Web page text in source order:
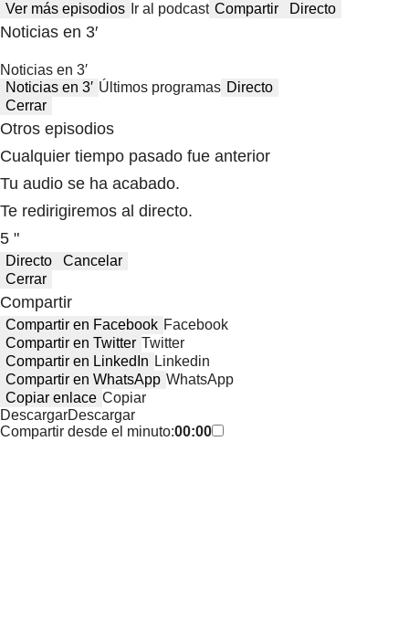
Ver más episodios Ir al podcast Compartir Directo
Noticias en 3′
Noticias en 3′
Noticias en 3′ Últimos programas Directo
Cerrar
Otros episodios
Cualquier tiempo pasado fue anterior
Tu audio se ha acabado.
Te redirigiremos al directo.
5 "
Directo
Cancelar
Cerrar
Compartir
Compartir en Facebook Facebook
Compartir en Twitter Twitter
Compartir en LinkedIn Linkedin
Compartir en WhatsApp WhatsApp
Copiar enlace Copiar
DescargarDescargar
Compartir desde el minuto:00:00